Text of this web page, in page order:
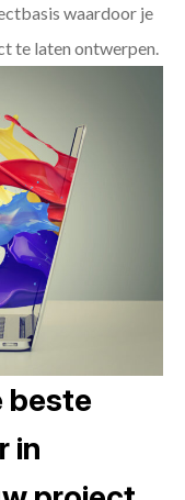
waardoor je
te laten ontwerpen.
beste
in